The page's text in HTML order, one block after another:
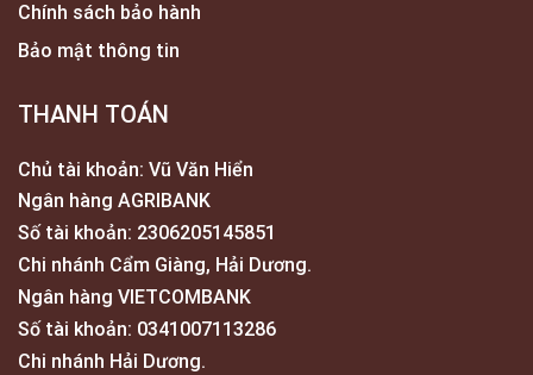
Chính sách bảo hành
Bảo mật thông tin
THANH TOÁN
Chủ tài khoản: Vũ Văn Hiển
Ngân hàng AGRIBANK
Số tài khoản: 2306205145851
Chi nhánh Cẩm Giàng, Hải Dương.
Ngân hàng VIETCOMBANK
Số tài khoản: 0341007113286
Chi nhánh Hải Dương.